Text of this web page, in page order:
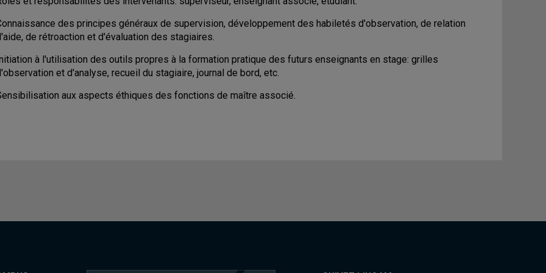
des principes généraux de supervision, développement des habiletés d'observation, de relation
de rétroaction et d'évaluation des stagiaires.
à l'utilisation des outils propres à la formation pratique des futurs enseignants en stage: grilles
et d'analyse, recueil du stagiaire, journal de bord, etc.
aux aspects éthiques des fonctions de maître associé.